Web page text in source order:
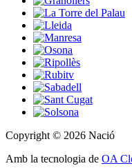
Copyright © 2026 Nació
Amb la tecnologia de OA